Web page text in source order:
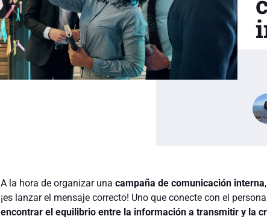
A la hora de organizar una campaña de comunicación interna
¡es lanzar el mensaje correcto! Uno que conecte con el
encontrar el equilibrio entre la información a transmitir y la